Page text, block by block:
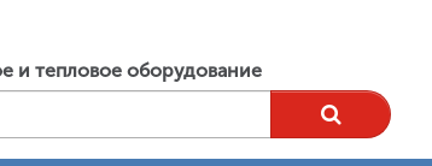
и тепловое оборудование